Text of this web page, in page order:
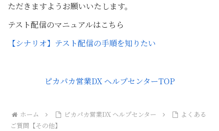
ただきますようお願いいたします。
テスト配信のマニュアルはこちら
【シナリオ】テスト配信の手順を知りたい
ピカパカ営業DX ヘルプセンターTOP
ホーム ピカパカ営業DX ヘルプセンター
よくある
ご質問【その他】